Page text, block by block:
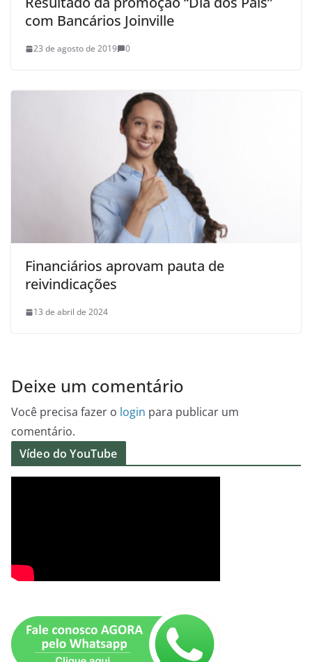
com Bancários Joinville
23 de agosto de 2019 0
Financiários aprovam pauta de
reivindicações
13 de abril de 2024
Deixe um comentário
Você precisa fazer o login para publicar um
comentário.
Vídeo do YouTube